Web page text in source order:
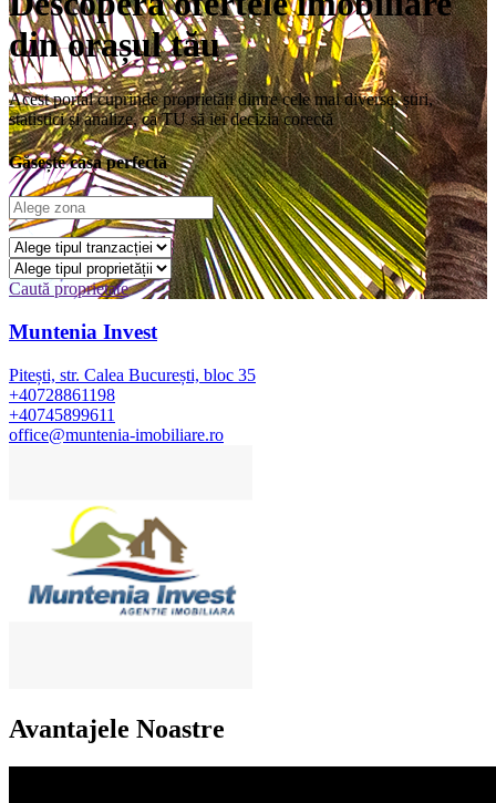
din orașul tău
Acest portal cuprinde proprietăți dintre cele mai diverse, știri,
statistici și analize, ca TU să iei decizia corectă
Găsește casa perfectă
Caută proprietate
Muntenia Invest
Pitești, str. Calea București, bloc 35
+40728861198
+40745899611
office@muntenia-imobiliare.ro
Avantajele Noastre